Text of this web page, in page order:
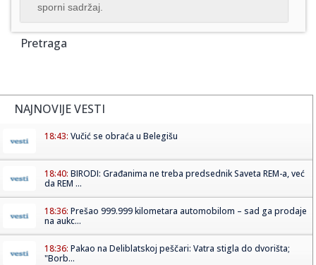
sporni sadržaj.
Pretraga
NAJNOVIJE VESTI
18:43: Vučić se obraća u Belegišu
18:40: BIRODI: Građanima ne treba predsednik Saveta REM-a, već
da REM ...
18:36: Prešao 999.999 kilometara automobilom – sad ga prodaje
na aukc...
18:36: Pakao na Deliblatskoj peščari: Vatra stigla do dvorišta;
"Borb...